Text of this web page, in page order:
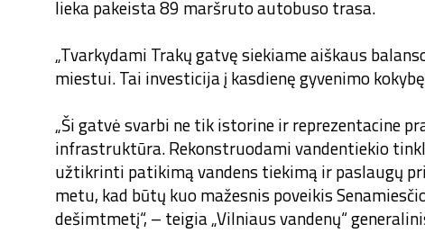
lieka pakeista 89 maršruto autobuso trasa.
„Tvarkydami Trakų gatvę siekiame aiškaus
miestui. Tai investicija į kasdienę gyvenimo
„Ši gatvė svarbi ne tik istorine ir reprezentacine
infrastruktūra. Rekonstruodami vandentiekio
užtikrinti patikimą vandens tiekimą ir paslaugų
metu, kad būtų kuo mažesnis poveikis
dešimtmetį“, – teigia „Vilniaus vandenų“